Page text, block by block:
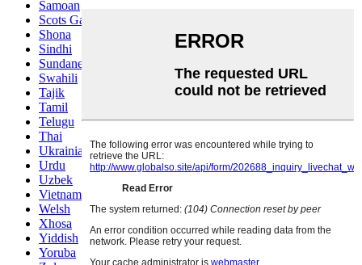
Samoan
Scots Gaelic
Shona
Sindhi
Sundanese
Swahili
Tajik
Tamil
Telugu
Thai
Ukrainian
Urdu
Uzbek
Vietnamese
Welsh
Xhosa
Yiddish
Yoruba